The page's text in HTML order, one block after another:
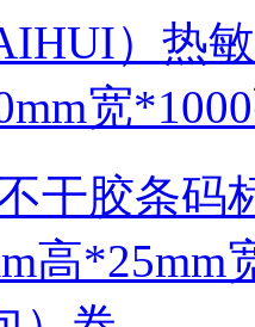
）热
宽